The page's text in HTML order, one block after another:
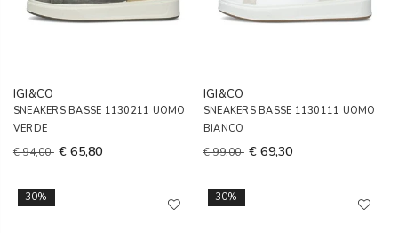
IGI&CO
SNEAKERS BASSE 1130211 UOMO
VERDE
€ 94,00 € 65,80
IGI&CO
SNEAKERS BASSE 1130111 UOMO
BIANCO
€ 99,00 € 69,30
30% 30%